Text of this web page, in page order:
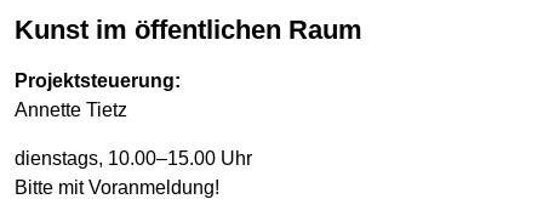
Kunst im öffentlichen Raum
Projektsteuerung:
Annette Tietz
dienstags, 10.00–15.00 Uhr
Bitte mit Voranmeldung!